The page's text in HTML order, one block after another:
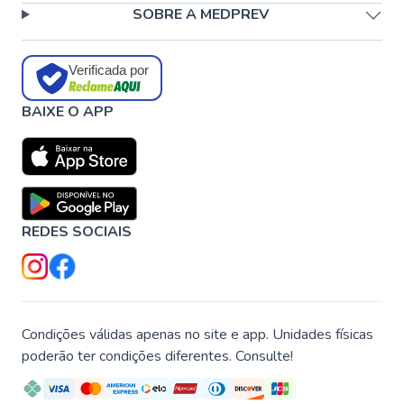
SOBRE A MEDPREV
Verificada por
BAIXE O APP
REDES SOCIAIS
Condições válidas apenas no site e app. Unidades físicas
poderão ter condições diferentes. Consulte!